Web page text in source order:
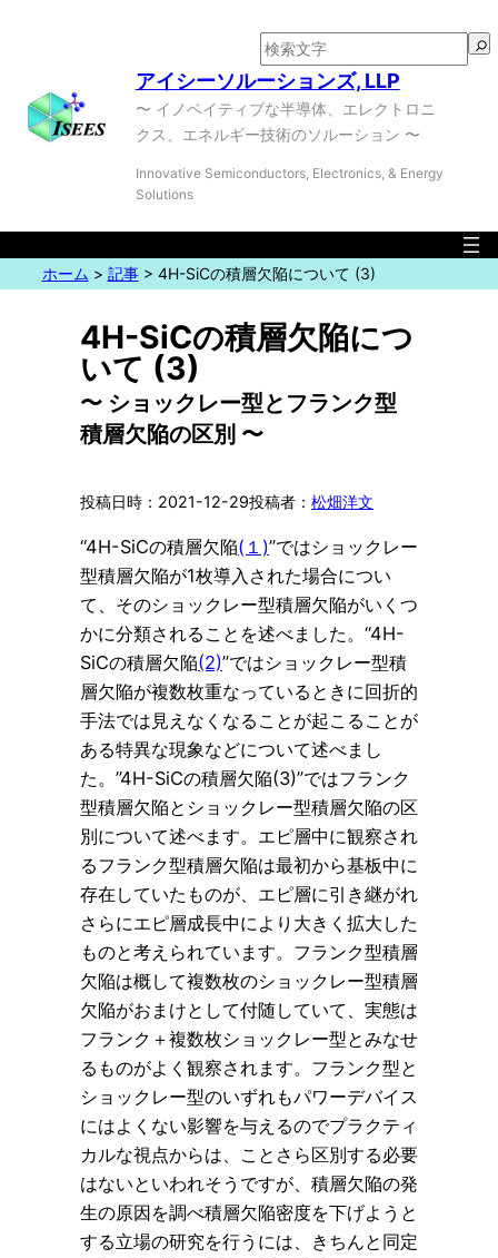
アイシーソルーションズ, LLP
検
索
〜 イノベイティブな半導体、エレクトロニ
クス、エネルギー技術のソルーション 〜
Innovative Semiconductors, Electronics, & Energy
Solutions
ホーム > 記事> 4H-SiCの積層欠陥について (3)
4H-SiCの積層欠陥につ
いて (3)
〜 ショックレー型とフランク型
積層欠陥の区別 〜
2021-12-29 松畑洋文
“4H-SiCの積層欠陥(１)”ではショックレー
型積層欠陥が1枚導入された場合につい
て、そのショックレー型積層欠陥がいくつ
かに分類されることを述べました。“4H-
SiCの積層欠陥(2)”ではショックレー型積
層欠陥が複数枚重なっているときに回折的
手法では見えなくなることが起こることが
ある特異な現象などについて述べまし
た。”4H-SiCの積層欠陥(3)”ではフランク
型積層欠陥とショックレー型積層欠陥の区
別について述べます。エピ層中に観察され
るフランク型積層欠陥は最初から基板中に
存在していたものが、エピ層に引き継がれ
さらにエピ層成長中により大きく拡大した
ものと考えられています。フランク型積層
欠陥は概して複数枚のショックレー型積層
欠陥がおまけとして付随していて、実態は
フランク＋複数枚ショックレー型とみなせ
るものがよく観察されます。フランク型と
ショックレー型のいずれもパワーデバイス
にはよくない影響を与えるのでプラクティ
カルな視点からは、ことさら区別する必要
はないといわれそうですが、積層欠陥の発
生の原因を調べ積層欠陥密度を下げようと
する立場の研究を行うには、きちんと同定